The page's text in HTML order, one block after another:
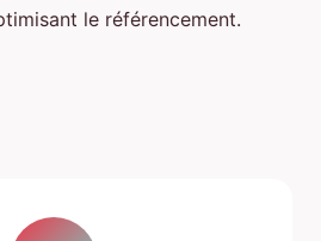
le référencement.